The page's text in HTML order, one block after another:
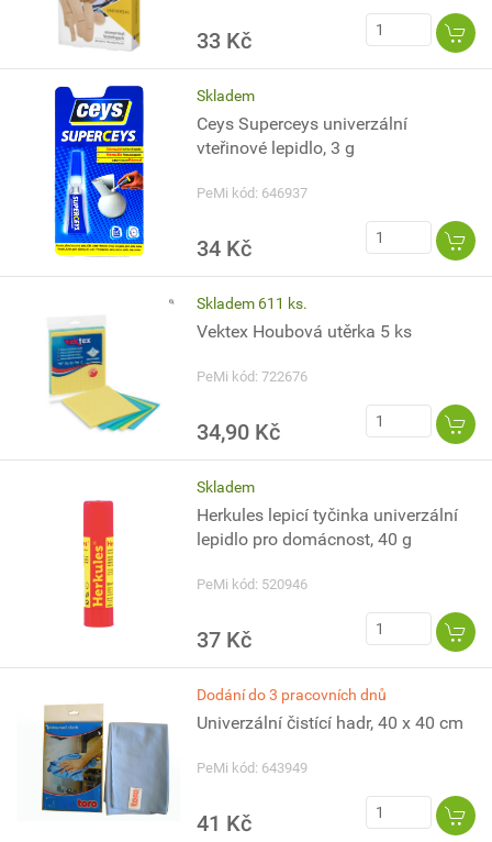
33 Kč
Skladem
Ceys Superceys univerzální
vteřinové lepidlo, 3 g
PeMi kód: 646937
34 Kč
Skladem 611 ks.
Vektex Houbová utěrka 5 ks
PeMi kód: 722676
34,90 Kč
Skladem
Herkules lepicí tyčinka univerzální
lepidlo pro domácnost, 40 g
PeMi kód: 520946
37 Kč
Dodání do 3 pracovních dnů
Univerzální čistící hadr, 40 x 40 cm
PeMi kód: 643949
41 Kč